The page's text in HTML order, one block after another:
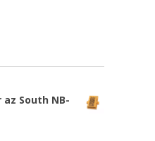
South NB-